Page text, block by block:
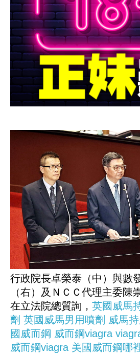
行政院長卓榮泰（中）與數
（右）及ＮＣＣ代理主委陳
在立法院總質詢， 英國威馬
劑 英國威馬男用噴劑 威馬
國威而鋼 威而鋼viagra
威而鋼viagra 美國威而鋼哪